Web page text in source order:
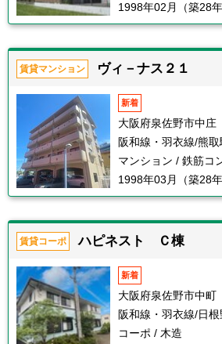
1998年02月（築28年
賃貸マンション ヴィ－ナス２１
新着
大阪府泉佐野市中庄
阪和線・羽衣線/熊
マンション / 鉄筋コ
1998年03月（築28年
賃貸コーポ ハピネスト Ｃ棟
新着
大阪府泉佐野市中町
阪和線・羽衣線/日
コーポ / 木造